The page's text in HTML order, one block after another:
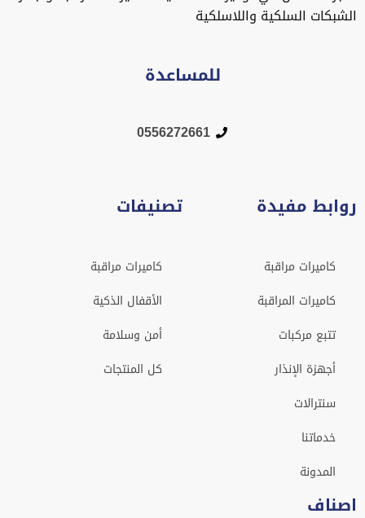
الشبكات السلكية واللاسلكية
للمساعدة
0556272661
روابط مفيدة
كاميرات مراقبة
كاميرات المراقبة
تتبع مركبات
أجهزة الإنذار
سنترالات
خدماتنا
المدونة
تصنيفات
كاميرات مراقبة
الأقفال الذكية
أمن وسلامة
كل المنتجات
اصناف